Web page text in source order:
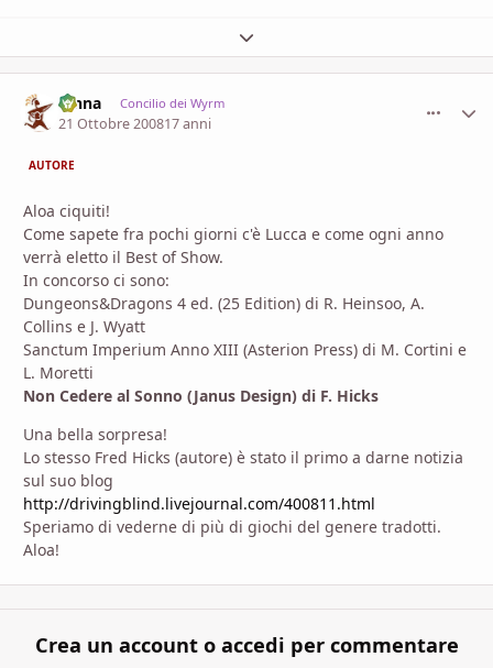
Espandi panoramica del topic
fenna Concilio dei Wyrm
21 Ottobre 200817 anni
AUTORE
Aloa ciquiti!
Come sapete fra pochi giorni c'è Lucca e come ogni anno
verrà eletto il Best of Show.
In concorso ci sono:
Dungeons&Dragons 4 ed. (25 Edition) di R. Heinsoo, A.
Collins e J. Wyatt
Sanctum Imperium Anno XIII (Asterion Press) di M. Cortini e
L. Moretti
Non Cedere al Sonno (Janus Design) di F. Hicks
Una bella sorpresa!
Lo stesso Fred Hicks (autore) è stato il primo a darne notizia
sul suo blog
http://drivingblind.livejournal.com/400811.html
Speriamo di vederne di più di giochi del genere tradotti.
Aloa!
Crea un account o accedi per commentare